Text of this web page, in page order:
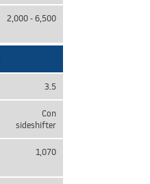
2,000 - 6,500
3.5
Con
sideshifter
1,070